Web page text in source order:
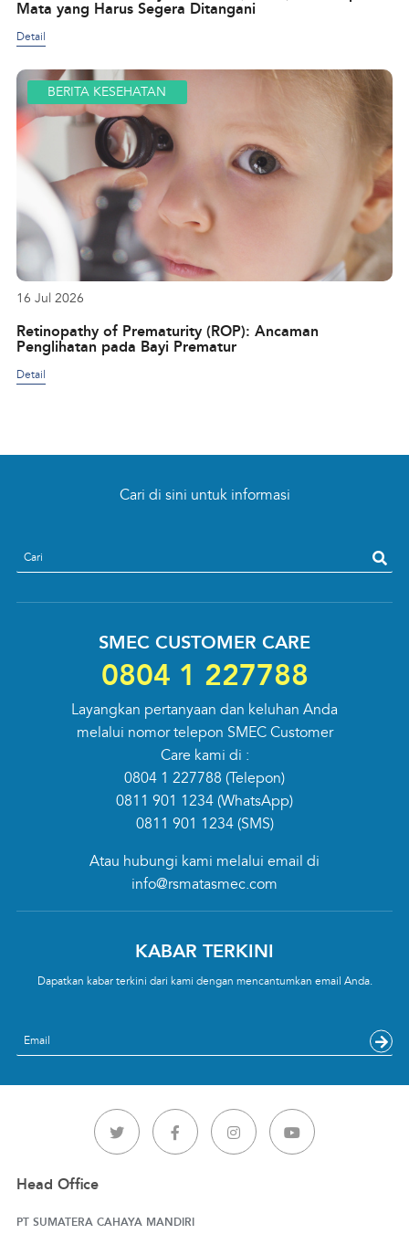
Mata yang Harus Segera Ditangani
Detail
BERITA KESEHATAN
16 Jul 2026
Retinopathy of Prematurity (ROP): Ancaman
Penglihatan pada Bayi Prematur
Detail
Cari di sini untuk informasi
search
SMEC CUSTOMER CARE
0804 1 227788
Layangkan pertanyaan dan keluhan Anda
melalui nomor telepon SMEC Customer
Care kami di :
0804 1 227788 (Telepon)
0811 901 1234 (WhatsApp)
0811 901 1234(SMS)
Atau hubungi kami melalui email di
info@rsmatasmec.com
KABAR TERKINI
Dapatkan kabar terkini dari kami dengan mencantumkan email Anda.
Email
Head Office
PT SUMATERA CAHAYA MANDIRI